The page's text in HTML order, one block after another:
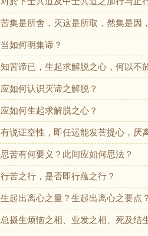
苦集是所舍，灭这是所取，然集是
当如何明集谛？
知苦谛已，生起求解脱之心，何以不
应如何认识灭谛之解脱？
应如何生起求解脱之心？
有说证空性，即任运能发菩提心，厌
思苦有何要义？此间应如何思法？
行苦之行，是否即行蕴之行？
生起出离心之量？生起出离心之要点
总摄生烦恼之相、业发之相、死及结